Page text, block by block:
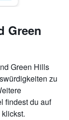
Green
Green Hills
zu
findest du auf